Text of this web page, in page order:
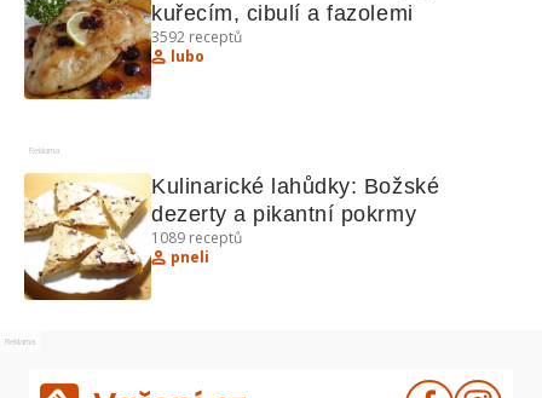
kuřecím, cibulí a fazolemi
3592 receptů
lubo
Reklama
Kulinarické lahůdky: Božské
dezerty a pikantní pokrmy
1089 receptů
pneli
Reklama